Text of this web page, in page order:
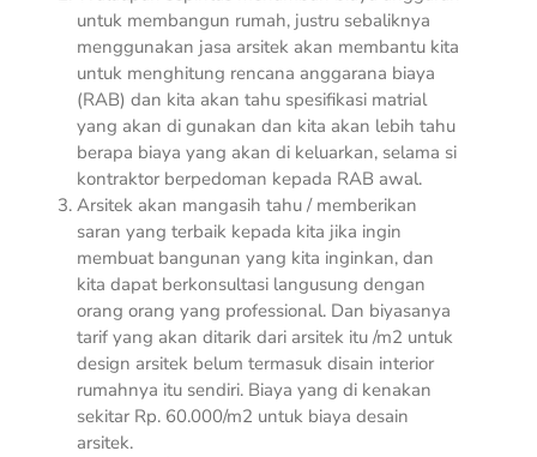
untuk membangun rumah, justru sebaliknya
menggunakan jasa arsitek akan membantu kita
untuk menghitung rencana anggarana biaya
(RAB) dan kita akan tahu spesifikasi matrial
yang akan di gunakan dan kita akan lebih tahu
berapa biaya yang akan di keluarkan, selama si
kontraktor berpedoman kepada RAB awal.
Arsitek akan mangasih tahu / memberikan
saran yang terbaik kepada kita jika ingin
membuat bangunan yang kita inginkan, dan
kita dapat berkonsultasi langusung dengan
orang orang yang professional. Dan biyasanya
tarif yang akan ditarik dari arsitek itu /m2 untuk
design arsitek belum termasuk disain interior
rumahnya itu sendiri. Biaya yang di kenakan
sekitar Rp. 60.000/m2 untuk biaya desain
arsitek.